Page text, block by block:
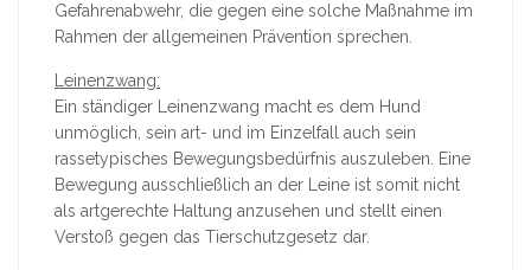
Gefahrenabwehr, die gegen eine solche Maßnahme im
Rahmen der allgemeinen Prävention sprechen.
Leinenzwang:
Ein ständiger Leinenzwang macht es dem Hund
unmöglich, sein art- und im Einzelfall auch sein
rassetypisches Bewegungsbedürfnis auszuleben. Eine
Bewegung ausschließlich an der Leine ist somit nicht
als artgerechte Haltung anzusehen und stellt einen
Verstoß gegen das Tierschutzgesetz dar.